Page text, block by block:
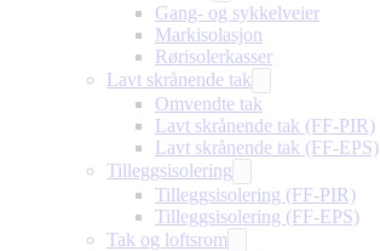
Gang- og sykkelveier
Markisolasjon
Rørisolerkasser
Lavt skrånende tak
Omvendte tak
Lavt skrånende tak (FF-PIR)
Lavt skrånende tak (FF-EPS)
Tilleggsisolering
Tilleggsisolering (FF-PIR)
Tilleggsisolering (FF-EPS)
Tak og loftsrom